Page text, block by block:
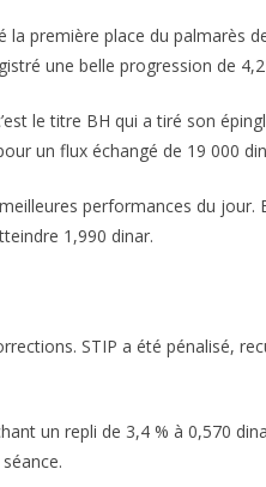
la première place du palmarès
une belle progression de
le titre BH qui a tiré son
un flux échangé de 19 000
performances du jour.
1,990 dinar.
STIP a été pénalisé,
un repli de 3,4 % à 0,570